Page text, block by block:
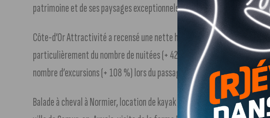
patrimoine et de ses paysages exceptionnels pour attirer de nombreux
Côte-d’Or Attractivité a recensé une nette hausse de l’activité
particulièrement du nombre de nuitées (+ 42,8 %) et d’excursions (+ 51
nombre d’excursions (+ 108 %) lors du passage de la Flamme Olympique.
Balade à cheval à Normier, location de kayak sur le lac de Panthier,